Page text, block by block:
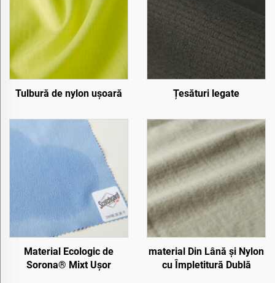
Tulbură de nylon ușoară Țesături legate
Material Ecologic de
Sorona® Mixt Ușor
material Din Lână și Nylon
cu Împletitură Dublă